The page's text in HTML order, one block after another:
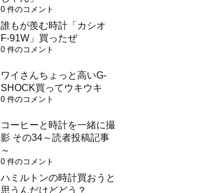
0 件のコメント
誰もが羨む時計「カシオ
F-91W」買ったぜ
0 件のコメント
ワイさんちょっと高いG-
SHOCK買ってウキウキ
0 件のコメント
コーヒーと時計を一緒に撮
影 その34～読者投稿記事
～
0 件のコメント
ハミルトンの時計買おうと
思うんだけどどう？